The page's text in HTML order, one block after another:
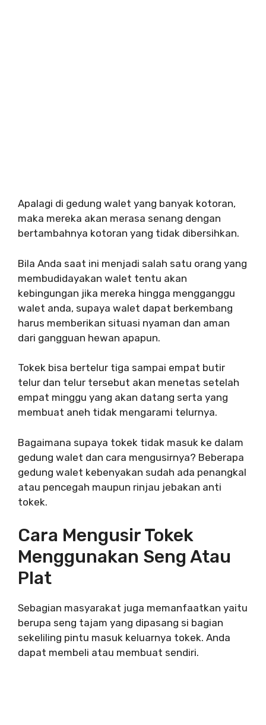
Apalagi di gedung walet yang banyak kotoran,
maka mereka akan merasa senang dengan
bertambahnya kotoran yang tidak dibersihkan.
Bila Anda saat ini menjadi salah satu orang yang
membudidayakan walet tentu akan
kebingungan jika mereka hingga mengganggu
walet anda, supaya walet dapat berkembang
harus memberikan situasi nyaman dan aman
dari gangguan hewan apapun.
Tokek bisa bertelur tiga sampai empat butir
telur dan telur tersebut akan menetas setelah
empat minggu yang akan datang serta yang
membuat aneh tidak mengarami telurnya.
Bagaimana supaya tokek tidak masuk ke dalam
gedung walet dan cara mengusirnya? Beberapa
gedung walet kebenyakan sudah ada penangkal
atau pencegah maupun rinjau jebakan anti
tokek.
Cara Mengusir Tokek
Menggunakan Seng Atau
Plat
Sebagian masyarakat juga memanfaatkan yaitu
berupa seng tajam yang dipasang si bagian
sekeliling pintu masuk keluarnya tokek. Anda
dapat membeli atau membuat sendiri.